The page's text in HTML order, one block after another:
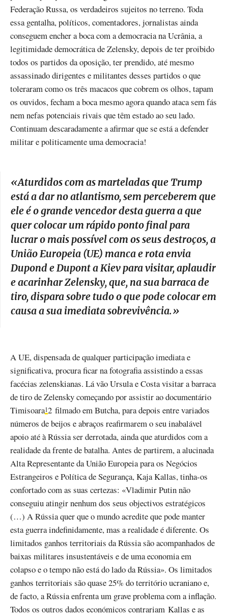
Federação Russa, os verdadeiros sujeitos no terreno. Toda
essa gentalha, políticos, comentadores, jornalistas ainda
conseguem encher a boca com a democracia na Ucrânia, a
legitimidade democrática de Zelensky, depois de ter proibido
todos os partidos da oposição, ter prendido, até mesmo
assassinado dirigentes e militantes desses partidos o que
toleraram como os três macacos que cobrem os olhos, tapam
os ouvidos, fecham a boca mesmo agora quando ataca sem fás
nem nefas potenciais rivais que têm estado ao seu lado.
Continuam descaradamente a afirmar que se está a defender
militar e politicamente uma democracia!
«Aturdidos com as marteladas que Trump
está a dar no atlantismo, sem perceberem que
ele é o grande vencedor desta guerra a que
quer colocar um rápido ponto final para
lucrar o mais possível com os seus destroços, a
União Europeia (UE) manca e rota envia
Dupond e Dupont a Kiev para visitar, aplaudir
e acarinhar Zelensky, que, na sua barraca de
tiro, dispara sobre tudo o que pode colocar em
causa a sua imediata sobrevivência.»
A UE, dispensada de qualquer participação imediata e
significativa, procura ficar na fotografia assistindo a essas
facécias zelenskianas. Lá vão Ursula e Costa visitar a barraca
de tiro de Zelensky começando por assistir ao documentário
Timisoara12 filmado em Butcha, para depois entre variados
números de beijos e abraços reafirmarem o seu inabalável
apoio até à Rússia ser derrotada, ainda que aturdidos com a
realidade da frente de batalha. Antes de partirem, a alucinada
Alta Representante da União Europeia para os Negócios
Estrangeiros e Política de Segurança, Kaja Kallas, tinha-os
confortado com as suas certezas: «Vladimir Putin não
conseguiu atingir nenhum dos seus objectivos estratégicos
(…) A Rússia quer que o mundo acredite que pode manter
esta guerra indefinidamente, mas a realidade é diferente. Os
limitados ganhos territoriais da Rússia são acompanhados de
baixas militares insustentáveis e de uma economia em
colapso e o tempo não está do lado da Rússia». Os limitados
ganhos territoriais são quase 25% do território ucraniano e,
de facto, a Rússia enfrenta um grave problema com a inflação.
Todos os outros dados económicos contrariam Kallas e as